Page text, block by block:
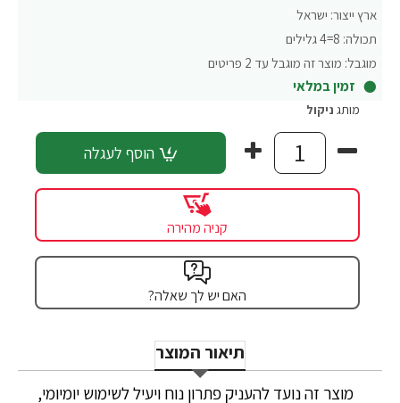
ארץ ייצור: ישראל
תכולה: 8=4 גלילים
מוגבל: מוצר זה מוגבל עד 2 פריטים
זמין במלאי
מותג ניקול
הוסף לעגלה
קניה מהירה
האם יש לך שאלה?
תיאור המוצר
מוצר זה נועד להעניק פתרון נוח ויעיל לשימוש יומיומי,